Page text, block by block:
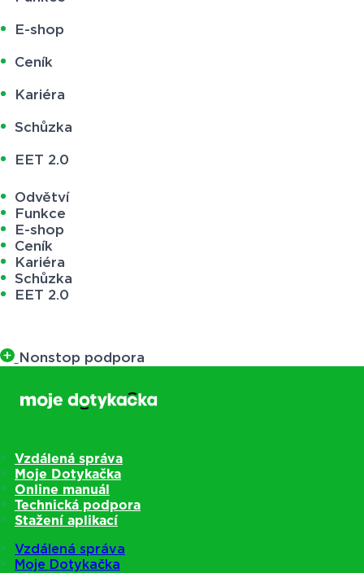
E-shop
Ceník
Kariéra
Schůzka
EET 2.0
Odvětví
Funkce
E-shop
Ceník
Kariéra
Schůzka
EET 2.0
Nonstop podpora
Vzdálená správa
Moje Dotykačka
Online manuál
Technická podpora
Stažení aplikací
Vzdálená správa
Moje Dotykačka